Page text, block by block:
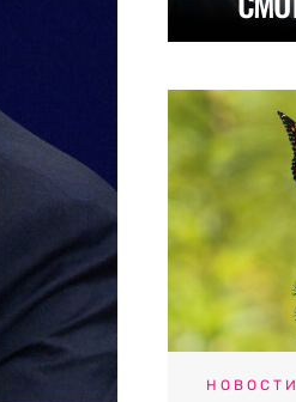
НОВОСТИ